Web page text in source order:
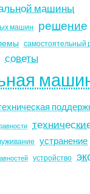
машины
машин решение
самостоятельный
советы
устранение
устройство